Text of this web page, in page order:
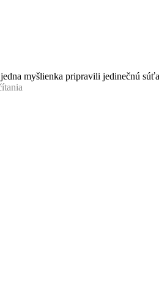
myšlienka pripravili jedinečnú